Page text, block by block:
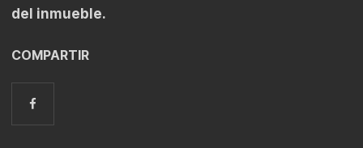
del inmueble.
COMPARTIR